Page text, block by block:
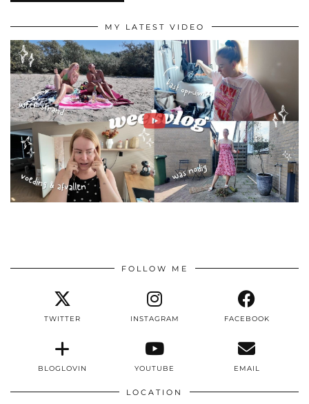
MY LATEST VIDEO
FOLLOW ME
TWITTER INSTAGRAM FACEBOOK
BLOGLOVIN YOUTUBE EMAIL
LOCATION